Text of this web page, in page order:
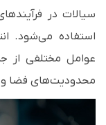
سیالات در
استفاده می‌شود.
عوامل مختلفی از
محدودیت‌های فضا و